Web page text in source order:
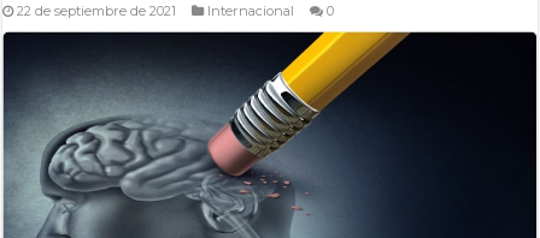
22 de septiembre de 2021 Internacional 0